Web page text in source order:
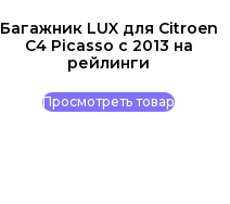
Багажник LUX для Citroen
C4 Picasso с 2013 на
рейлинги
Просмотреть товар